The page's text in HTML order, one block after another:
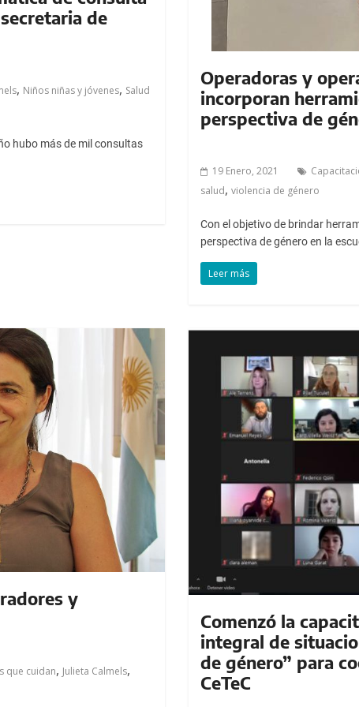
de
, Niños niñas y jóvenes, Salud
hubo más de mil consultas
Operadoras y
incorporan
perspectiva de
19 Enero, 2021
salud, violencia de género
Con el objetivo de brindar
perspectiva de género en la
Leer más
y
que cuidan, Julieta Calmels,
Comenzó la
integral de
de género” para
CeTeC